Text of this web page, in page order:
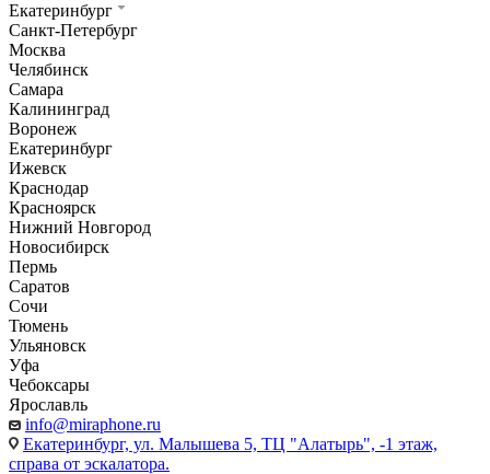
Екатеринбург
Санкт-Петербург
Москва
Челябинск
Самара
Калининград
Воронеж
Екатеринбург
Ижевск
Краснодар
Красноярск
Нижний Новгород
Новосибирск
Пермь
Саратов
Сочи
Тюмень
Ульяновск
Уфа
Чебоксары
Ярославль
info@miraphone.ru
Екатеринбург, ул. Малышева 5, ТЦ "Алатырь", -1 этаж,
справа от эскалатора.